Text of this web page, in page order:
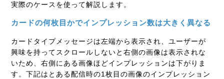
実際のケースを使って解説します。
カードの何枚目かでインプレッション数は大きく異なる
カードタイプメッセージは左端から表示され、ユーザーが
興味を持ってスクロールしないと右側の画像は表示されな
いため、右側にある画像ほどインプレッションは下がりま
す。下記はとある配信時の1枚目の画像のインプレッション